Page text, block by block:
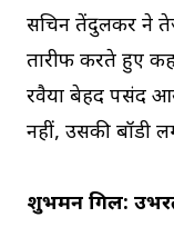
सचिन तेंदुलकर ने
तारीफ करते हुए
रवैया बेहद पसंद
नहीं, उसकी बॉडी
शुभमन गिल: